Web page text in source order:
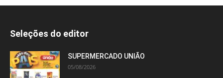
Seleções do editor
SUPERMERCADO UNIÃO
05/08/2026